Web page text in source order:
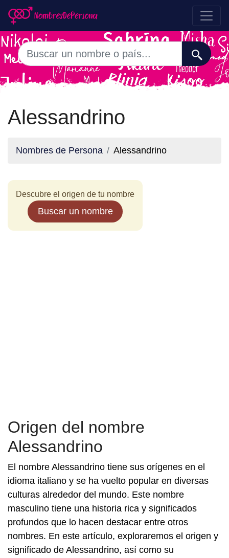
Alessandrino
Nombres de Persona Alessandrino
Descubre el origen de tu nombre
Buscar un nombre
Origen del nombre
Alessandrino
El nombre Alessandrino tiene sus orígenes en el
idioma italiano y se ha vuelto popular en diversas
culturas alrededor del mundo. Este nombre
masculino tiene una historia rica y significados
profundos que lo hacen destacar entre otros
nombres. En este artículo, exploraremos el origen y
significado de Alessandrino, así como su